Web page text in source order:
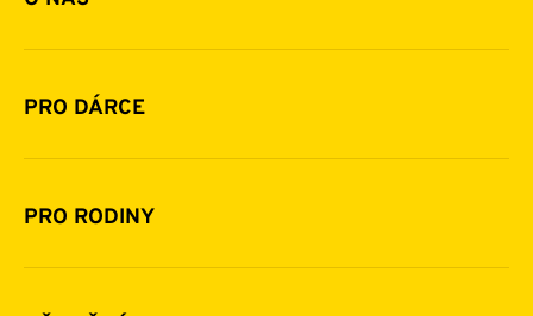
Základní informace o nadaci
Historie a zakladatelé
Financování
Pomoc v číslech
Napsali o nás
PRO DÁRCE
Jak pomáhat
Daňová uznatelnost darů
Další možnosti pomoci
PRO RODINY
Komu a jak pomáháme